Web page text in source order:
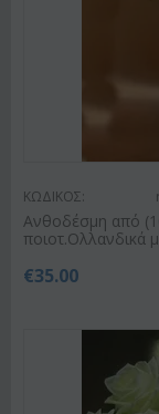
ΚΩΔΙΚΟΣ:
Ανθοδέσμη από
ποιοτ.Ολλανδικά
€35.00